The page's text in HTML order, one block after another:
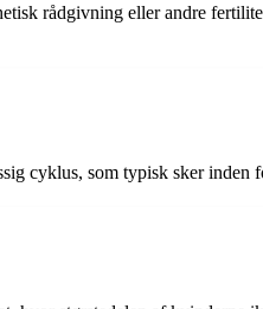
rådgivning eller andre
cyklus, som typisk sker inden